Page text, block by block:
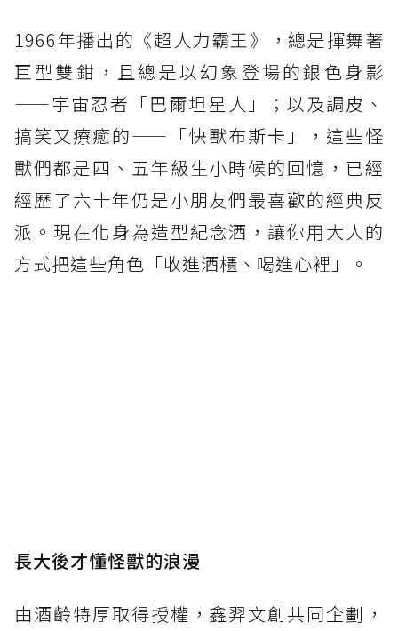
1966年播出的《超人力霸王》，總是揮舞著
巨型雙鉗，且總是以幻象登場的銀色身影
——宇宙忍者「巴爾坦星人」；以及調皮、
搞笑又療癒的——「快獸布斯卡」，這些怪
獸們都是四、五年級生小時候的回憶，已經
經歷了六十年仍是小朋友們最喜歡的經典反
派。現在化身為造型紀念酒，讓你用大人的
方式把這些角色「收進酒櫃、喝進心裡」。
長大後才懂怪獸的浪漫
由酒齡特厚取得授權，鑫羿文創共同企劃，